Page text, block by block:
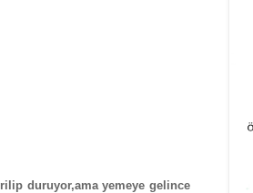
duruyor,ama yemeye gelince